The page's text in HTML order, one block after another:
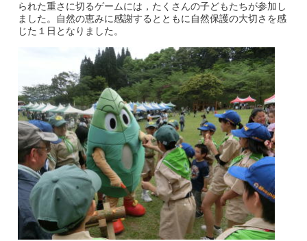
られた重さに切るゲームには，たくさんの子どもたちが参加し
ました。自然の恵みに感謝するとともに自然保護の大切さを感
じた１日となりました。